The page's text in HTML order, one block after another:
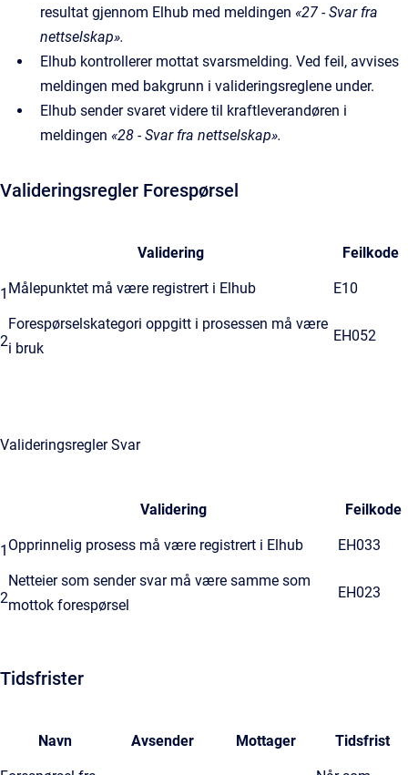
resultat gjennom Elhub med meldingen «27 - Svar fra
nettselskap».
Elhub kontrollerer mottat svarsmelding. Ved feil, avvises
meldingen med bakgrunn i valideringsreglene under.
Elhub sender svaret videre til kraftleverandøren i
meldingen «28 - Svar fra nettselskap».
Valideringsregler Forespørsel
Validering Feilkode
1 Målepunktet må være registrert i Elhub E10
2
Forespørselskategori oppgitt i prosessen må være
i bruk
EH052
Valideringsregler Svar
Validering Feilkode
1 Opprinnelig prosess må være registrert i Elhub EH033
2
Netteier som sender svar må være samme som
mottok forespørsel
EH023
Tidsfrister
Navn Avsender Mottager Tidsfrist